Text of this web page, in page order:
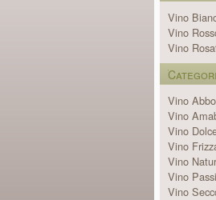
Vino
Vino
Vino
Vino
Vino
Vino
Vino
Vino
Vino
Vino